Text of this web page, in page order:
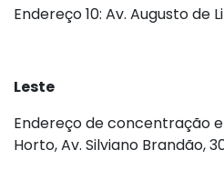
Endereço 10: Av. Augusto de
Leste
Endereço de concentração
Horto, Av. Silviano Brandão,